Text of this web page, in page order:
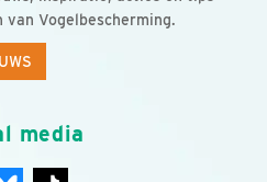
Vogelbescherming.
media